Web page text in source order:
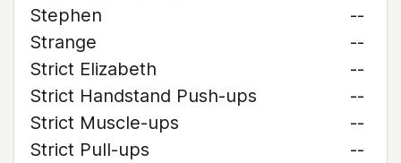
Stephen
--
Strange
--
Strict Elizabeth
--
Strict Handstand Push-ups
--
Strict Muscle-ups
--
Strict Pull-ups
--